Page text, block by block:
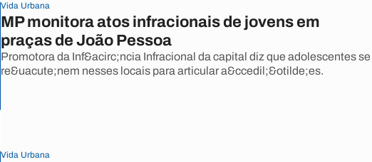
Vida Urbana
MP monitora atos infracionais de jovens em
praças de João Pessoa
Promotora da Inf&acirc;ncia Infracional da capital diz que adolescentes se
re&uacute;nem nesses locais para articular a&ccedil;&otilde;es.
Vida Urbana